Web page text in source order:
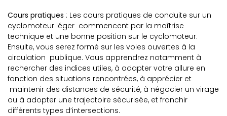
Cours pratiques : Les cours pratiques de conduite sur un
cyclomoteur léger commencent par la maîtrise
technique et une bonne position sur le cyclomoteur.
Ensuite, vous serez formé sur les voies ouvertes à la
circulation publique. Vous apprendrez notamment à
rechercher des indices utiles, à adapter votre allure en
fonction des situations rencontrées, à apprécier et
maintenir des distances de sécurité, à négocier un virage
ou à adopter une trajectoire sécurisée, et franchir
différents types d’intersections.